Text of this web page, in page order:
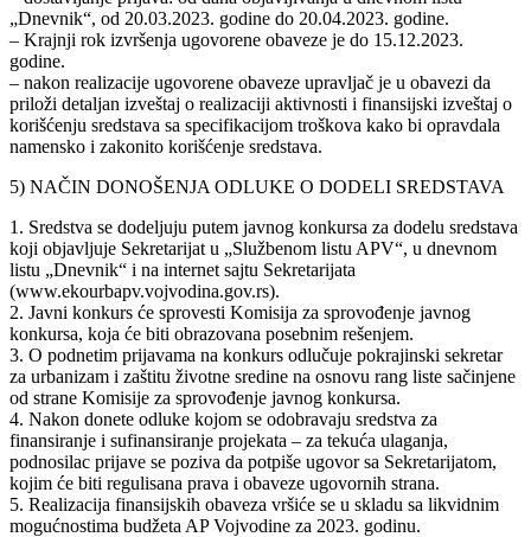
„Dnevnik“, od 20.03.2023. godine do 20.04.2023. godine.
– Krajnji rok izvršenja ugovorene obaveze je do 15.12.2023.
godine.
– nakon realizacije ugovorene obaveze upravljač je u obavezi da
priloži detaljan izveštaj o realizaciji aktivnosti i finansijski izveštaj o
korišćenju sredstava sa specifikacijom troškova kako bi opravdala
namensko i zakonito korišćenje sredstava.
5) NAČIN DONOŠENJA ODLUKE O DODELI SREDSTAVA
1. Sredstva se dodeljuju putem javnog konkursa za dodelu sredstava
koji objavljuje Sekretarijat u „Službenom listu APV“, u dnevnom
listu „Dnevnik“ i na internet sajtu Sekretarijata
(www.ekourbapv.vojvodina.gov.rs).
2. Javni konkurs će sprovesti Komisija za sprovođenje javnog
konkursa, koja će biti obrazovana posebnim rešenjem.
3. O podnetim prijavama na konkurs odlučuje pokrajinski sekretar
za urbanizam i zaštitu životne sredine na osnovu rang liste sačinjene
od strane Komisije za sprovođenje javnog konkursa.
4. Nakon donete odluke kojom se odobravaju sredstva za
finansiranje i sufinansiranje projekata – za tekuća ulaganja,
podnosilac prijave se poziva da potpiše ugovor sa Sekretarijatom,
kojim će biti regulisana prava i obaveze ugovornih strana.
5. Realizacija finansijskih obaveza vršiće se u skladu sa likvidnim
mogućnostima budžeta AP Vojvodine za 2023. godinu.